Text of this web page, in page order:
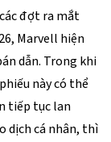
đợt ra mắt
Marvell hiện
dẫn. Trong khi
này có thể
tiếp tục lan
dịch cá nhân, thì